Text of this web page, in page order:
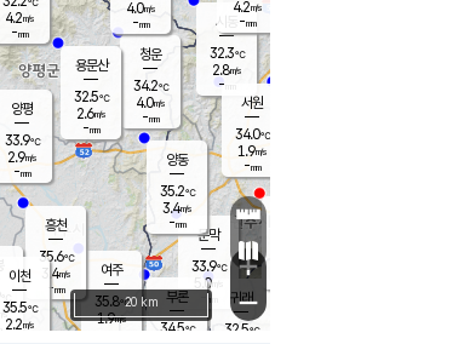
문막
33.9℃
5.0m/s
mm
부론
34.5℃
청운
34.2℃
4.0m/s
-mm
4.0m/s
-mm
여주
35.8℃
1.9m/s
양동
35.2℃
3.4m/s
-mm
4.2m/s
-mm
흥천
35.6℃
3.4m/s
-mm
m/s
시동
32.3℃
2.8m/s
- mm
귀래
32.5℃
서원
34.0℃
1.9m/s
-mm
용문산
32.5℃
2.6m/s
-mm
4.2m/s
-mm
이천
35.5℃
2.2m/s
양평
33.9℃
2.9m/s
-mm
+
−
20 km